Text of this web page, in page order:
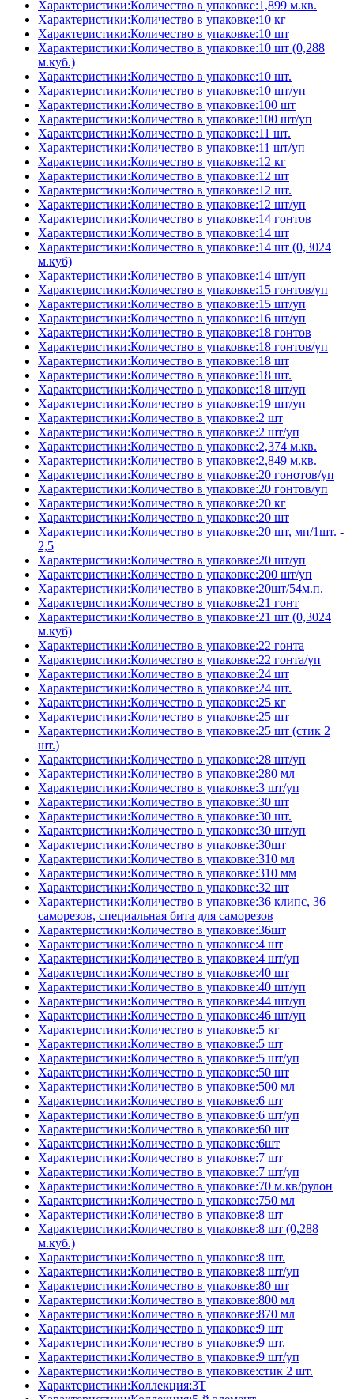
Характеристики:Количество в упаковке:1,899 м.кв.
Характеристики:Количество в упаковке:10 кг
Характеристики:Количество в упаковке:10 шт
Характеристики:Количество в упаковке:10 шт (0,288
м.куб.)
Характеристики:Количество в упаковке:10 шт.
Характеристики:Количество в упаковке:10 шт/уп
Характеристики:Количество в упаковке:100 шт
Характеристики:Количество в упаковке:100 шт/уп
Характеристики:Количество в упаковке:11 шт.
Характеристики:Количество в упаковке:11 шт/уп
Характеристики:Количество в упаковке:12 кг
Характеристики:Количество в упаковке:12 шт
Характеристики:Количество в упаковке:12 шт.
Характеристики:Количество в упаковке:12 шт/уп
Характеристики:Количество в упаковке:14 гонтов
Характеристики:Количество в упаковке:14 шт
Характеристики:Количество в упаковке:14 шт (0,3024
м.куб)
Характеристики:Количество в упаковке:14 шт/уп
Характеристики:Количество в упаковке:15 гонтов/уп
Характеристики:Количество в упаковке:15 шт/уп
Характеристики:Количество в упаковке:16 шт/уп
Характеристики:Количество в упаковке:18 гонтов
Характеристики:Количество в упаковке:18 гонтов/уп
Характеристики:Количество в упаковке:18 шт
Характеристики:Количество в упаковке:18 шт.
Характеристики:Количество в упаковке:18 шт/уп
Характеристики:Количество в упаковке:19 шт/уп
Характеристики:Количество в упаковке:2 шт
Характеристики:Количество в упаковке:2 шт/уп
Характеристики:Количество в упаковке:2,374 м.кв.
Характеристики:Количество в упаковке:2,849 м.кв.
Характеристики:Количество в упаковке:20 гонотов/уп
Характеристики:Количество в упаковке:20 гонтов/уп
Характеристики:Количество в упаковке:20 кг
Характеристики:Количество в упаковке:20 шт
Характеристики:Количество в упаковке:20 шт, мп/1шт. -
2,5
Характеристики:Количество в упаковке:20 шт/уп
Характеристики:Количество в упаковке:200 шт/уп
Характеристики:Количество в упаковке:20шт/54м.п.
Характеристики:Количество в упаковке:21 гонт
Характеристики:Количество в упаковке:21 шт (0,3024
м.куб)
Характеристики:Количество в упаковке:22 гонта
Характеристики:Количество в упаковке:22 гонта/уп
Характеристики:Количество в упаковке:24 шт
Характеристики:Количество в упаковке:24 шт.
Характеристики:Количество в упаковке:25 кг
Характеристики:Количество в упаковке:25 шт
Характеристики:Количество в упаковке:25 шт (стик 2
шт.)
Характеристики:Количество в упаковке:28 шт/уп
Характеристики:Количество в упаковке:280 мл
Характеристики:Количество в упаковке:3 шт/уп
Характеристики:Количество в упаковке:30 шт
Характеристики:Количество в упаковке:30 шт.
Характеристики:Количество в упаковке:30 шт/уп
Характеристики:Количество в упаковке:30шт
Характеристики:Количество в упаковке:310 мл
Характеристики:Количество в упаковке:310 мм
Характеристики:Количество в упаковке:32 шт
Характеристики:Количество в упаковке:36 клипс, 36
саморезов, специальная бита для саморезов
Характеристики:Количество в упаковке:36шт
Характеристики:Количество в упаковке:4 шт
Характеристики:Количество в упаковке:4 шт/уп
Характеристики:Количество в упаковке:40 шт
Характеристики:Количество в упаковке:40 шт/уп
Характеристики:Количество в упаковке:44 шт/уп
Характеристики:Количество в упаковке:46 шт/уп
Характеристики:Количество в упаковке:5 кг
Характеристики:Количество в упаковке:5 шт
Характеристики:Количество в упаковке:5 шт/уп
Характеристики:Количество в упаковке:50 шт
Характеристики:Количество в упаковке:500 мл
Характеристики:Количество в упаковке:6 шт
Характеристики:Количество в упаковке:6 шт/уп
Характеристики:Количество в упаковке:60 шт
Характеристики:Количество в упаковке:6шт
Характеристики:Количество в упаковке:7 шт
Характеристики:Количество в упаковке:7 шт/уп
Характеристики:Количество в упаковке:70 м.кв/рулон
Характеристики:Количество в упаковке:750 мл
Характеристики:Количество в упаковке:8 шт
Характеристики:Количество в упаковке:8 шт (0,288
м.куб.)
Характеристики:Количество в упаковке:8 шт.
Характеристики:Количество в упаковке:8 шт/уп
Характеристики:Количество в упаковке:80 шт
Характеристики:Количество в упаковке:800 мл
Характеристики:Количество в упаковке:870 мл
Характеристики:Количество в упаковке:9 шт
Характеристики:Количество в упаковке:9 шт.
Характеристики:Количество в упаковке:9 шт/уп
Характеристики:Количество в упаковке:стик 2 шт.
Характеристики:Коллекция:3T